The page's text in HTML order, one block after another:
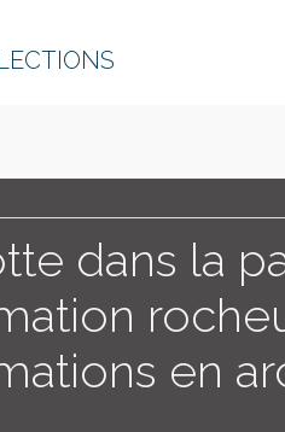
dans la
en